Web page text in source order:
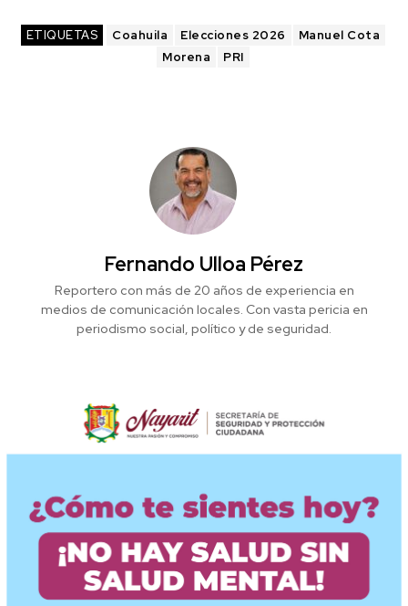
ETIQUETAS Coahuila Elecciones 2026
Manuel Cota
Morena
PRI
Fernando Ulloa Pérez
Reportero con más de 20 años de experiencia en
medios de comunicación locales. Con vasta pericia en
periodismo social, político y de seguridad.